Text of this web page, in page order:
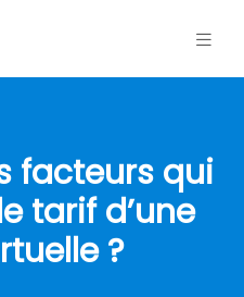
facteurs qui
tarif d’une
?